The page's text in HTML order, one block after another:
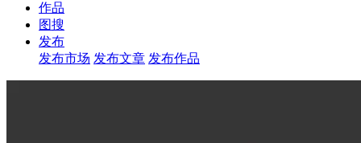
作品
图搜
发布
发布市场 发布文章 发布作品